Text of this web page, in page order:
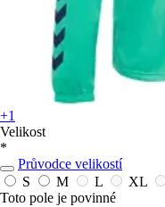
+1
Velikost
*
Průvodce velikostí
S
M L XL
Toto pole je povinné